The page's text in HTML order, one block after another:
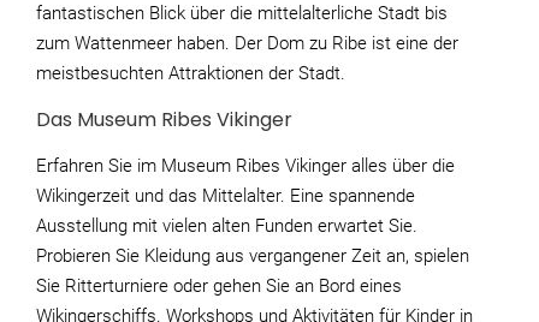
fantastischen Blick über die mittelalterliche Stadt bis
zum Wattenmeer haben. Der Dom zu Ribe ist eine der
meistbesuchten Attraktionen der Stadt.
Das Museum Ribes Vikinger
Erfahren Sie im Museum Ribes Vikinger alles über die
Wikingerzeit und das Mittelalter. Eine spannende
Ausstellung mit vielen alten Funden erwartet Sie.
Probieren Sie Kleidung aus vergangener Zeit an, spielen
Sie Ritterturniere oder gehen Sie an Bord eines
Wikingerschiffs. Workshops und Aktivitäten für Kinder in